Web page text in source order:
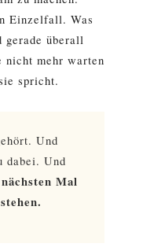
Einzelfall. Was
gerade überall
nicht mehr warten
spricht.
Und
dabei. Und
Mal